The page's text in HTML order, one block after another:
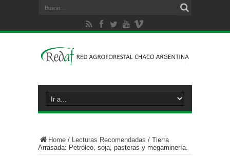
Home / Lecturas Recomendadas / Tierra
Arrasada: Petróleo, soja, pasteras y megaminería.